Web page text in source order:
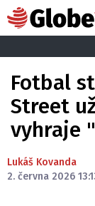
Fotbal
Street
vyhraje
Lukáš Kovanda
2. června 2026